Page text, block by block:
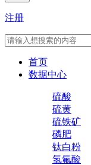
注册
首页
数据中心
硫酸
硫黄
硫铁矿
磷肥
钛白粉
氢氟酸